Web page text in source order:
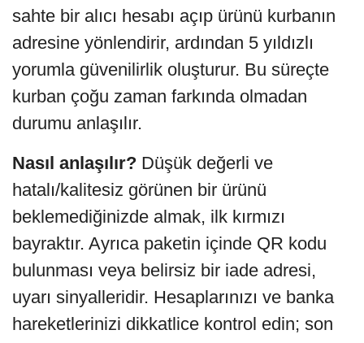
sahte bir alıcı hesabı açıp ürünü kurbanın
adresine yönlendirir, ardından 5 yıldızlı
yorumla güvenilirlik oluşturur. Bu süreçte
kurban çoğu zaman farkında olmadan
durumu anlaşılır.
Nasıl anlaşılır? Düşük değerli ve
hatalı/kalitesiz görünen bir ürünü
beklemediğinizde almak, ilk kırmızı
bayraktır. Ayrıca paketin içinde QR kodu
bulunması veya belirsiz bir iade adresi,
uyarı sinyalleridir. Hesaplarınızı ve banka
hareketlerinizi dikkatlice kontrol edin; son